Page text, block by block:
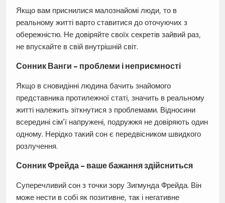
Якщо вам приснилися малознайомі люди, то в
реальному житті варто ставитися до оточуючих з
обережністю. Не довіряйте своїх секретів зайвий раз,
не впускайте в свій внутрішній світ.
Сонник Ванги – проблеми і неприємності
Якщо в сновидінні людина бачить знайомого
представника протилежної статі, значить в реальному
житті належить зіткнутися з проблемами. Відносини
всередині сім’ї напружені, подружжя не довіряють один
одному. Нерідко такий сон є передвісником швидкого
розлучення.
Сонник Фрейда – ваше бажання здійсниться
Суперечливий сон з точки зору Зигмунда Фрейда. Він
може нести в собі як позитивне, так і негативне